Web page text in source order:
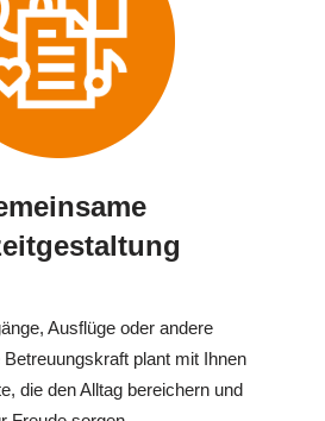
Ausflüge oder andere
plant mit Ihnen
die den Alltag bereichern und